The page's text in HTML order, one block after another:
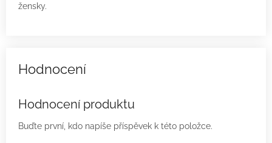
žensky.
Hodnocení produktu
Buďte první, kdo napíše příspěvek k této položce.